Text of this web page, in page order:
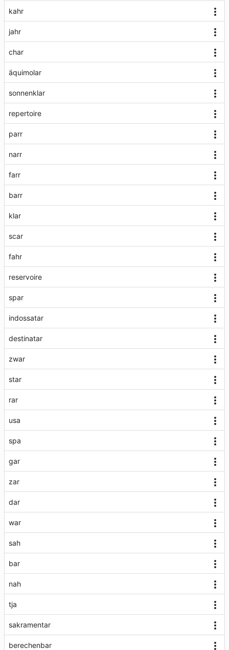
kahr
jahr
char
äquimolar
sonnenklar
repertoire
parr
narr
farr
barr
klar
scar
fahr
reservoire
spar
indossatar
destinatar
zwar
star
rar
usa
spa
gar
zar
dar
war
sah
bar
nah
tja
sakramentar
berechenbar